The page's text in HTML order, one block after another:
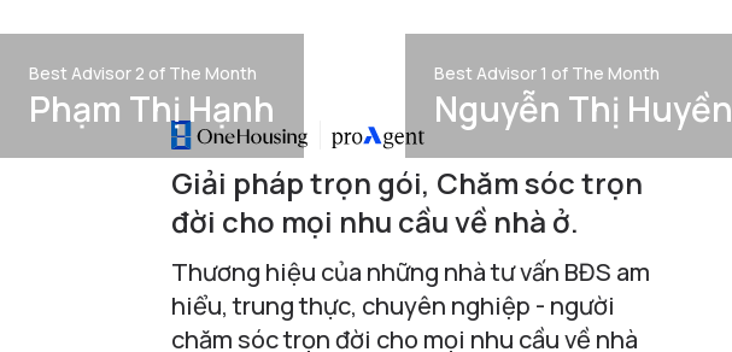
Best Advisor 2 of The Month
Phạm Thị Hạnh
Best Advisor 1 of The Month
Nguyễn Thị Huyền
Giải pháp trọn gói, Chăm sóc trọn
đời cho mọi nhu cầu về nhà ở.
Thương hiệu của những nhà tư vấn BĐS am
hiểu, trung thực, chuyên nghiệp - người
chăm sóc trọn đời cho mọi nhu cầu về nhà